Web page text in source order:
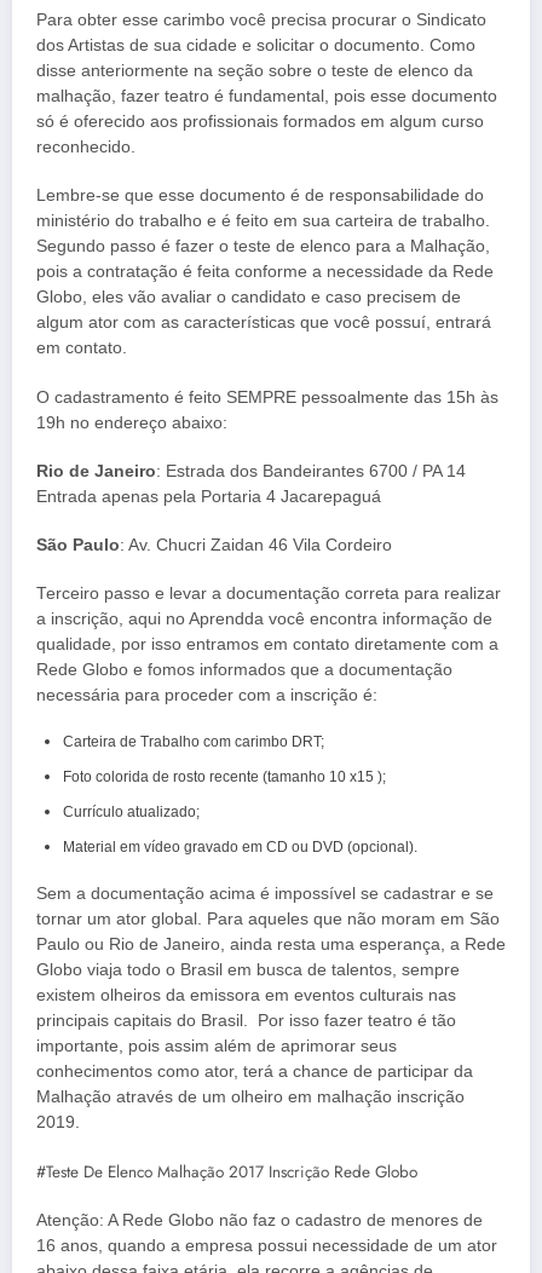
Para obter esse carimbo você precisa procurar o Sindicato
dos Artistas de sua cidade e solicitar o documento. Como
disse anteriormente na seção sobre o teste de elenco da
malhação, fazer teatro é fundamental, pois esse documento
só é oferecido aos profissionais formados em algum curso
reconhecido.
Lembre-se que esse documento é de responsabilidade do
ministério do trabalho e é feito em sua carteira de trabalho.
Segundo passo é fazer o teste de elenco para a Malhação,
pois a contratação é feita conforme a necessidade da Rede
Globo, eles vão avaliar o candidato e caso precisem de
algum ator com as características que você possuí, entrará
em contato.
O cadastramento é feito SEMPRE pessoalmente das 15h às
19h no endereço abaixo:
Rio de Janeiro: Estrada dos Bandeirantes 6700 / PA 14
Entrada apenas pela Portaria 4 Jacarepaguá
São Paulo: Av. Chucri Zaidan 46 Vila Cordeiro
Terceiro passo e levar a documentação correta para realizar
a inscrição, aqui no Aprendda você encontra informação de
qualidade, por isso entramos em contato diretamente com a
Rede Globo e fomos informados que a documentação
necessária para proceder com a inscrição é:
Carteira de Trabalho com carimbo DRT;
Foto colorida de rosto recente (tamanho 10 x15 );
Currículo atualizado;
Material em vídeo gravado em CD ou DVD (opcional).
Sem a documentação acima é impossível se cadastrar e se
tornar um ator global. Para aqueles que não moram em São
Paulo ou Rio de Janeiro, ainda resta uma esperança, a Rede
Globo viaja todo o Brasil em busca de talentos, sempre
existem olheiros da emissora em eventos culturais nas
principais capitais do Brasil. Por isso fazer teatro é tão
importante, pois assim além de aprimorar seus
conhecimentos como ator, terá a chance de participar da
Malhação através de um olheiro em malhação inscrição
2019.
#Teste De Elenco Malhação 2017 Inscrição Rede Globo
Atenção: A Rede Globo não faz o cadastro de menores de
16 anos, quando a empresa possui necessidade de um ator